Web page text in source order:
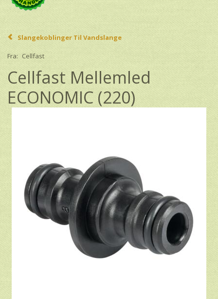
Slangekoblinger Til Vandslange
Fra: Cellfast
Cellfast Mellemled
ECONOMIC (220)